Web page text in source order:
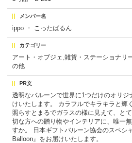
メンバー名
ippo ・ こったばるん
カテゴリー
アート・オブジェ,雑貨・ステーショナリ
の他
PR文
透明なバルーンで世界に1つだけのオリジ
けいたします。 カラフルでキラキラと輝
照らすとまるでガラスの様に見えて、と
切な方への贈り物やインテリアに、唯一
すか。 日本ギフトバルーン協会のスペシ
Balloon』をお届けいたします。